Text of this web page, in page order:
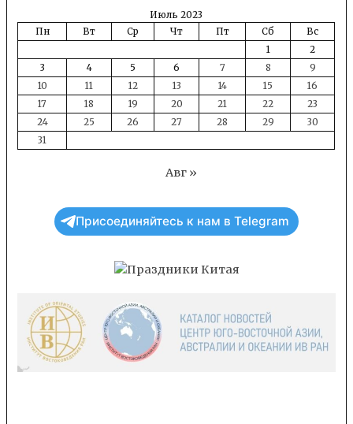
Июль 2023
Пн
Вт Ср Чт Пт Сб
Вс
1
2
3
4 5 6 7 8
9
10
11 12 13 14 15
16
17
18 19 20 21 22
23
24
25 26 27 28 29
30
31
Авг »
Присоединяйтесь к нам в Telegram